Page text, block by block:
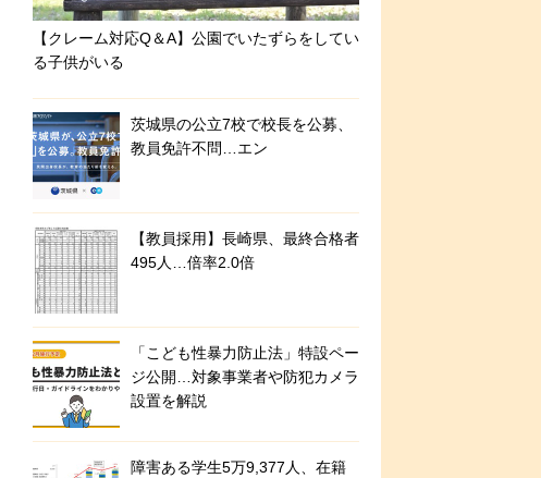
【クレーム対応Q＆A】公園でいたずらをしてい
る子供がいる
茨城県の公立7校で校長を公募、
教員免許不問…エン
【教員採用】長崎県、最終合格者
495人…倍率2.0倍
「こども性暴力防止法」特設ペー
ジ公開…対象事業者や防犯カメラ
設置を解説
障害ある学生5万9,377人、在籍